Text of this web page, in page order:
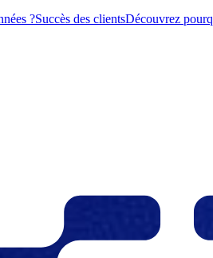
?Succès des clientsDécouvrez